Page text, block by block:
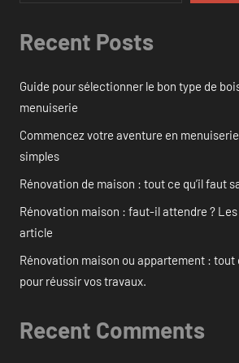
Recent Posts
Guide pour sélectionner le bon type de
menuiserie
Commencez votre aventure en
simples
Rénovation de maison : tout ce qu’il faut
Rénovation maison : faut-il attendre ?
article
Rénovation maison ou appartement : tout
pour réussir vos travaux.
Recent Comments